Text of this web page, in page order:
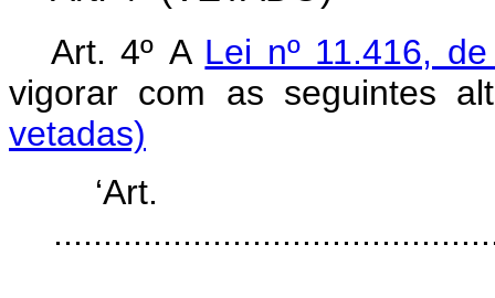
Art. 4º A Lei nº 11.416,
vigorar com as
vetadas)